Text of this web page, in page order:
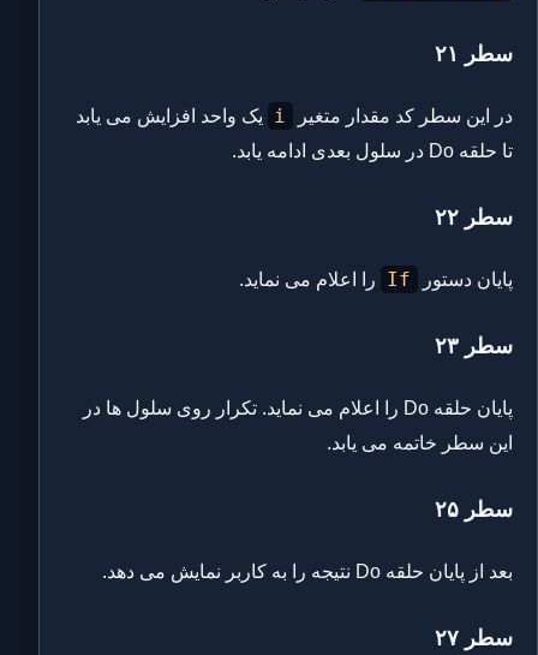
سطر ۲۱
در این سطر کد مقدار متغیر i
یک واحد افزایش می یابد
تا حلقه Do در سلول بعدی ادامه یابد.
سطر ۲۲
پایان دستور If را اعلام می نماید.
سطر ۲۳
پایان حلقه Do را اعلام می نماید. تکرار روی سلول ها در
این سطر خاتمه می یابد.
سطر ۲۵
بعد از پایان حلقه Do نتیجه را به کاربر نمایش می دهد.
سطر ۲۷